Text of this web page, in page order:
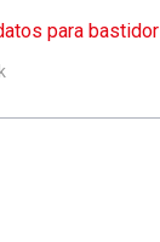
para bastidor